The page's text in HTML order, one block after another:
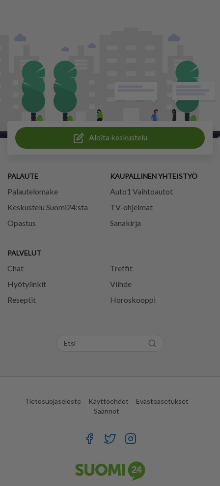
Aloita keskustelu
PALAUTE
Palautelomake
Keskustelu Suomi24:sta
Opastus
PALVELUT
Chat
Treffit
Hyötylinkit
Viihde
Reseptit
Horoskooppi
KAUPALLINEN YHTEISTYÖ
Auto1 Vaihtoautot
TV-ohjelmat
Sanakirja
Tietosuojaseloste Käyttöehdot
Evästeasetukset
Säännöt